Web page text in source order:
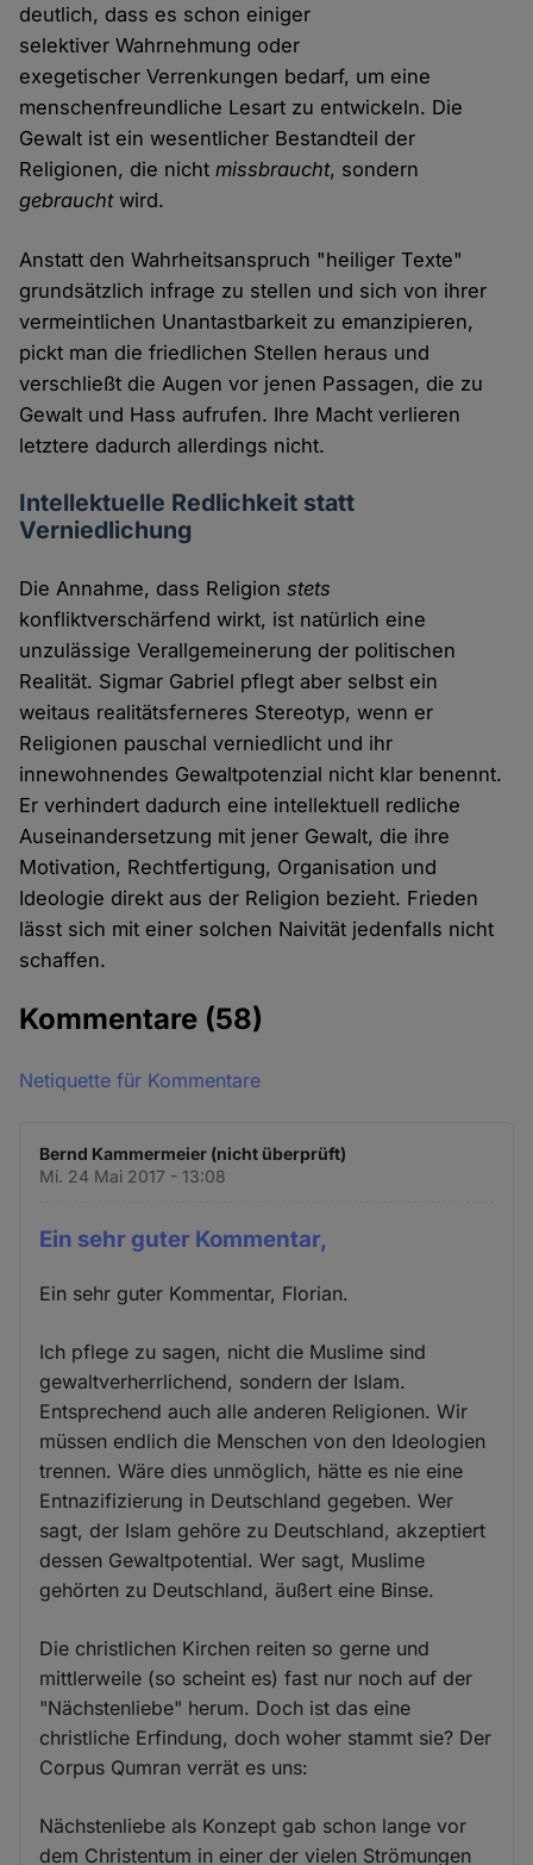
deutlich, dass es schon einiger
selektiver Wahrnehmung oder
exegetischer Verrenkungen bedarf, um eine
menschenfreundliche Lesart zu entwickeln. Die
Gewalt ist ein wesentlicher Bestandteil der
Religionen, die nichtmissbraucht, sondern
gebrauchtwird.
Anstatt den Wahrheitsanspruch "heiliger Texte"
grundsätzlich infrage zu stellen und sich von ihrer
vermeintlichen Unantastbarkeit zu emanzipieren,
pickt man die friedlichen Stellen heraus und
verschließt die Augen vor jenen Passagen, die zu
Gewalt und Hass aufrufen. Ihre Macht verlieren
letztere dadurch allerdings nicht.
Intellektuelle Redlichkeit statt
Verniedlichung
Die Annahme, dass Religionstets
konfliktverschärfend wirkt, ist natürlich eine
unzulässige Verallgemeinerung der politischen
Realität. Sigmar Gabriel pflegt aber selbst ein
weitaus realitätsferneres Stereotyp, wenn er
Religionen pauschal verniedlicht und ihr
innewohnendes Gewaltpotenzial nicht klar benennt.
Er verhindert dadurch eine intellektuell redliche
Auseinandersetzung mit jener Gewalt, die ihre
Motivation, Rechtfertigung, Organisation und
Ideologie direkt aus der Religion bezieht. Frieden
lässt sich mit einer solchen Naivität jedenfalls nicht
schaffen.
Kommentare (58)
Netiquette für Kommentare
Bernd Kammermeier (nicht überprüft)
Mi. 24 Mai 2017 - 13:08
Ein sehr guter Kommentar,
Ein sehr guter Kommentar, Florian.
Ich pflege zu sagen, nicht die Muslime sind
gewaltverherrlichend, sondern der Islam.
Entsprechend auch alle anderen Religionen. Wir
müssen endlich die Menschen von den Ideologien
trennen. Wäre dies unmöglich, hätte es nie eine
Entnazifizierung in Deutschland gegeben. Wer
sagt, der Islam gehöre zu Deutschland, akzeptiert
dessen Gewaltpotential. Wer sagt, Muslime
gehörten zu Deutschland, äußert eine Binse.
Die christlichen Kirchen reiten so gerne und
mittlerweile (so scheint es) fast nur noch auf der
"Nächstenliebe" herum. Doch ist das eine
christliche Erfindung, doch woher stammt sie? Der
Corpus Qumran verrät es uns:
Nächstenliebe als Konzept gab schon lange vor
dem Christentum in einer der vielen Strömungen